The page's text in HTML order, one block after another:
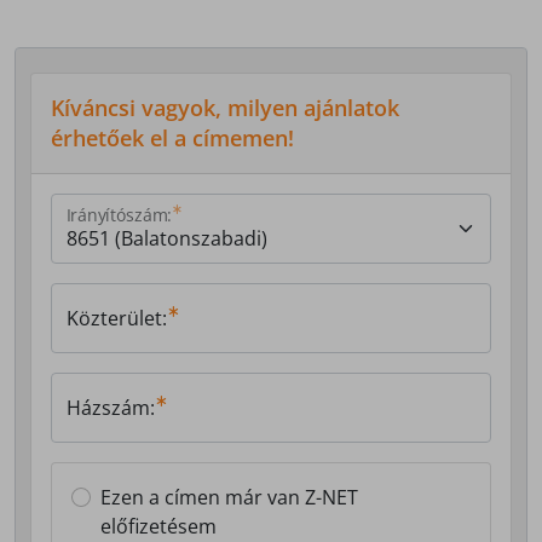
Kíváncsi vagyok, milyen ajánlatok
érhetőek el a címemen!
Irányítószám:
Közterület:
Házszám:
Ezen a címen már van Z-NET
előfizetésem